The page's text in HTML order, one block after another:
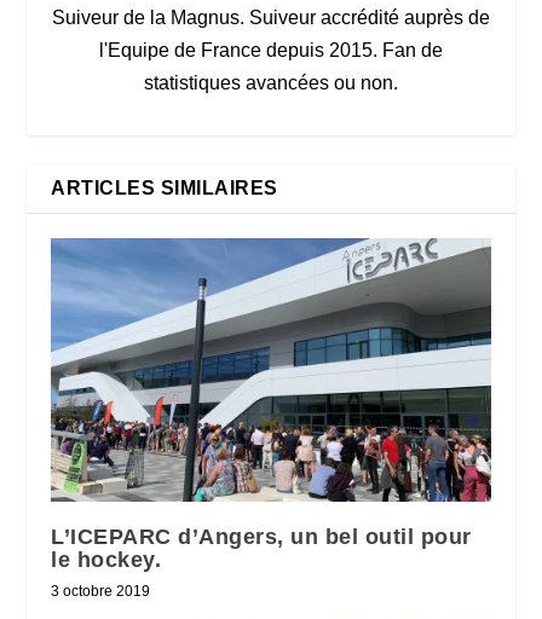
Suiveur de la Magnus. Suiveur accrédité auprès de
l'Equipe de France depuis 2015. Fan de
statistiques avancées ou non.
ARTICLES SIMILAIRES
L’ICEPARC d’Angers, un bel outil pour
le hockey.
3 octobre 2019